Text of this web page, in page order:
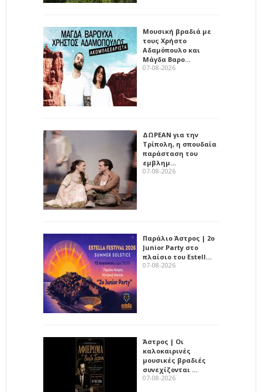
Μουσική βραδιά με
τους Χρήστο
Αδαμόπουλο και
Μάγδα Βαρο…
07-08-2026
ΔΩΡΕΑΝ για την
Τρίπολη, η σπουδαία
παράσταση του
εμβλημ…
07-08-2026
Παράλιο Άστρος | 2ο
Junior Party στο
πλαίσιο του Estell…
07-08-2026
Άστρος | Οι
καλοκαιρινές
μουσικές βραδιές
συνεχίζονται …
07-08-2026